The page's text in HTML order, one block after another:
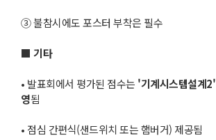
③ 불참시에도 포스터 부착은 필수
■ 기타
• 발표회에서 평가된 점수는 '기계시스템설계2'
영됨
• 점심 간편식(샌드위치 또는 햄버거) 제공됨